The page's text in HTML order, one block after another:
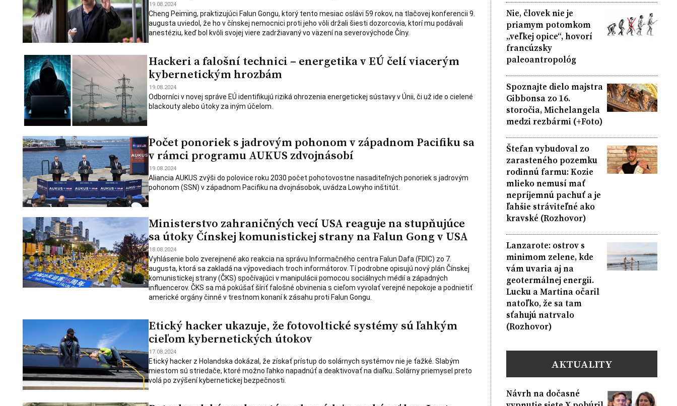
19.08.2024
Cheng Peiming, praktizujúci Falun Gongu, ktorý tento mesiac oslávi 59 rokov, na tlačovej konferencii 9.
augusta uviedol, že ho v čínskej nemocnici proti jeho vôli držali šiesti dozorcovia, ktorí mu podávali
anestéziu, keď bol kvôli svojej viere zadržiavaný vo väzení na severovýchode Číny.
Hackeri a falošní technici – energetika v EÚ čelí viacerým
kybernetickým hrozbám
19.08.2024
Odborníci v novej správe EÚ identifikujú riziká ohrozenia energetickej sústavy v Únii, či už ide o cielené
blackouty alebo útoky za iným účelom.
Počet ponoriek s jadrovým pohonom v západnom Pacifiku sa
v rámci programu AUKUS zdvojnásobí
19.08.2024
Aliancia AUKUS zvýši do polovice roku 2030 počet pohotovostne nasaditeľných ponoriek s jadrovým
pohonom (SSN) v západnom Pacifiku na dvojnásobok, uvádza Lowyho inštitút.
Ministerstvo zahraničných vecí USA reaguje na stupňujúce
sa útoky Čínskej komunistickej strany na Falun Gong v USA
18.08.2024
Vyhlásenie bolo zverejnené ako reakcia na správu Informačného centra Falun Dafa (FDIC) zo 7.
augusta, ktorá sa zakladá na výpovediach troch informátorov. Tí podrobne opisujú nový plán Čínskej
komunistickej strany (ČKS) spočívajúci v manipulácii pomocou sociálnych médií a západných
influencerov. ČKS sa má pokúšať šíriť falošné obvinenia s cieľom vyvolať verejné nepokoje a podnietiť
americké orgány činné v trestnom konaní k zásahu proti Falun Gongu.
Etický hacker ukazuje, že fotovoltické systémy sú ľahkým
cieľom kybernetických útokov
17.08.2024
Etický hacker z Holandska dokázal, že získať prístup do solárnych systémov nie je ťažké. Slabým
miestom sú striedače, ktoré možno ľahko napadnúť a deaktivovať na diaľku. Solárny priemysel preto
volá po zvýšení kybernetickej bezpečnosti.
Nie, človek nie je
priamym potomkom
„veľkej opice“, hovorí
francúzsky
paleoantropológ
Spoznajte dielo majstra
Gibbonsa zo 16.
storočia, Michelangela
medzi rezbármi (+Foto)
Štefan vybudoval zo
zarasteného pozemku
rodinnú farmu: Kozie
mlieko nemusí mať
nepríjemnú pachuť a je
ľahšie stráviteľné ako
kravské (Rozhovor)
Lanzarote: ostrov s
minimom zelene, kde
vám uvaria aj na
geotermálnej energii.
Lucku a Martina očaril
natoľko, že sa tam
sťahujú natrvalo
(Rozhovor)
AKTUALITY
Návrh na dočasné